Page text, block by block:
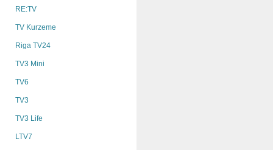
RE:TV
TV Kurzeme
Riga TV24
TV3 Mini
TV6
TV3
TV3 Life
LTV7